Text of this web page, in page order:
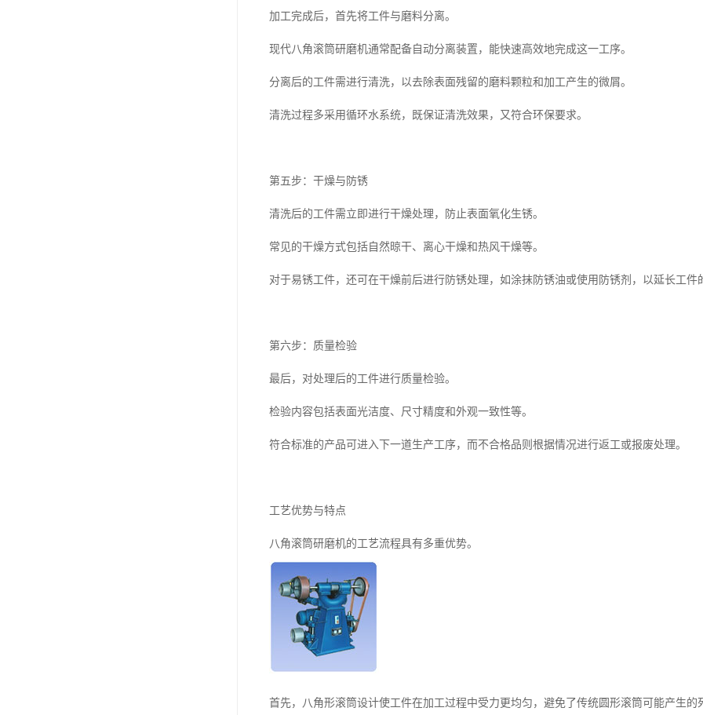
加工完成后，首先将工件与磨料分离。
现代八角滚筒研磨机通常配备自动分离装置，能快速高效地完成这一工序。
分离后的工件需进行清洗，以去除表面残留的磨料颗粒和加工产生的微屑。
清洗过程多采用循环水系统，既保证清洗效果，又符合环保要求。
第五步：干燥与防锈
清洗后的工件需立即进行干燥处理，防止表面氧化生锈。
常见的干燥方式包括自然晾干、离心干燥和热风干燥等。
对于易锈工件，还可在干燥前后进行防锈处理，如涂抹防锈油或使用防锈剂，以延长工件
第六步：质量检验
最后，对处理后的工件进行质量检验。
检验内容包括表面光洁度、尺寸精度和外观一致性等。
符合标准的产品可进入下一道生产工序，而不合格品则根据情况进行返工或报废处理。
工艺优势与特点
八角滚筒研磨机的工艺流程具有多重优势。
首先，八角形滚筒设计使工件在加工过程中受力更均匀，避免了传统圆形滚筒可能产生的